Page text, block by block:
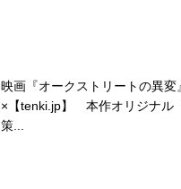
映画『オークストリートの異変』
×【tenki.jp】 本作オリジナル
策...